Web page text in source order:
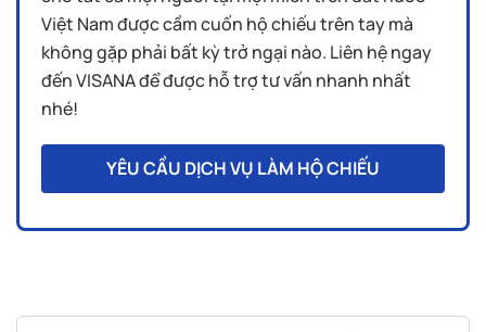
Việt Nam được cầm cuốn hộ chiếu trên tay mà
không gặp phải bất kỳ trở ngại nào. Liên hệ ngay
đến VISANA để được hỗ trợ tư vấn nhanh nhất
nhé!
YÊU CẦU DỊCH VỤ LÀM HỘ CHIẾU